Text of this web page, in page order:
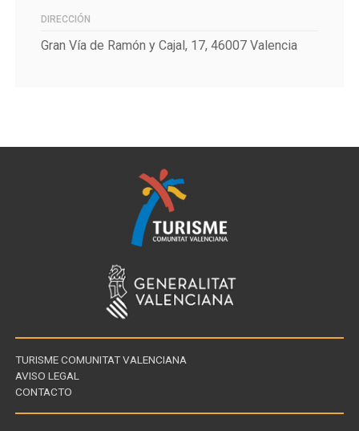
DIRECCIÓN
Gran Vía de Ramón y Cajal, 17, 46007 Valencia
TURISME COMUNITAT VALENCIANA
AVISO LEGAL
CONTACTO